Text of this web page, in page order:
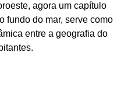
agora um capítulo
fundo do mar, serve como
entre a geografia do